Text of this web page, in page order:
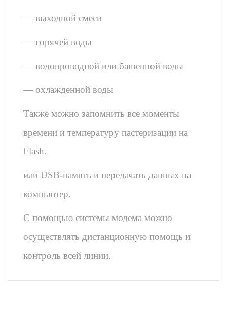
— выходной смеси
— горячей воды
— водопроводной или башенной воды
— охлажденной воды
Также можно запомнить все моменты
времени и температуру пастеризации на
Flash.
или USB-память и передачать данных на
компьютер.
С помощью системы модема можно
осуществлять дистанционную помощь и
контроль всей линии.